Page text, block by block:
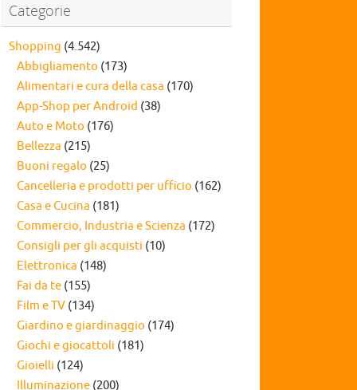
Categorie
Shopping (4.542)
Abbigliamento (173)
Alimentari e cura della casa (170)
App-Shop per Android (38)
Auto e Moto (176)
Bellezza (215)
Buoni regalo (25)
Cancelleria e prodotti per ufficio (162)
Casa e Cucina (181)
Commercio, Industria e Scienza (172)
Consigli per gli acquisti (10)
Elettronica (148)
Fai da te (155)
Film e TV (134)
Giardino e giardinaggio (174)
Giochi e giocattoli (181)
Gioielli (124)
Illuminazione (200)